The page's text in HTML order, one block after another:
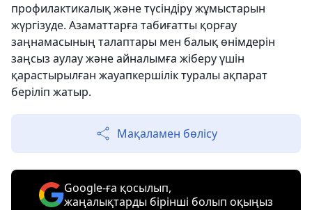
профилактикалық және түсіндіру жұмыстарын
жүргізуде. Азаматтарға табиғатты қорғау
заңнамасының талаптары мен балық өнімдерін
заңсыз аулау және айналымға жіберу үшін
қарастырылған жауапкершілік туралы ақпарат
беріліп жатыр.
Мақаламен бөлісу
Google-ға қосылып,
жаңалықтарды бірінші болып оқыңыз